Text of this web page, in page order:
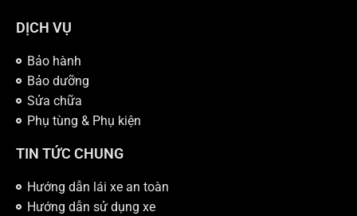
DỊCH VỤ
Bảo hành
Bảo dưỡng
Sửa chữa
Phụ tùng & Phụ kiện
TIN TỨC CHUNG
Hướng dẫn lái xe an toàn
Hướng dẫn sử dụng xe